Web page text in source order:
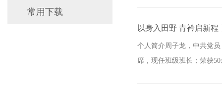
常用下载
以身入田野 青衿启新
个人简介周子龙，中共党
席，现任班级班长；荣获